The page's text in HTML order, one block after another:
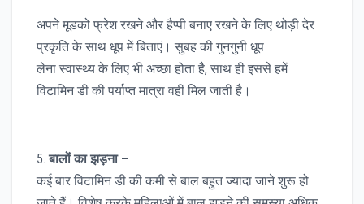
अपने मूडको फ्रेश रखने और हैप्पी बनाए रखने के लिए थोड़ी देर
प्रकृति के साथ धूप में बिताएं। सुबह की गुनगुनी धूप
लेना स्वास्थ्य के लिए भी अच्छा होता है, साथ ही इससे हमें
विटामिन डी की पर्याप्त मात्रा वहीं मिल जाती है।
5.बालों का झड़ना –
कई बार विटामिन डी की कमी से बाल बहुत ज्यादा जाने शुरू हो